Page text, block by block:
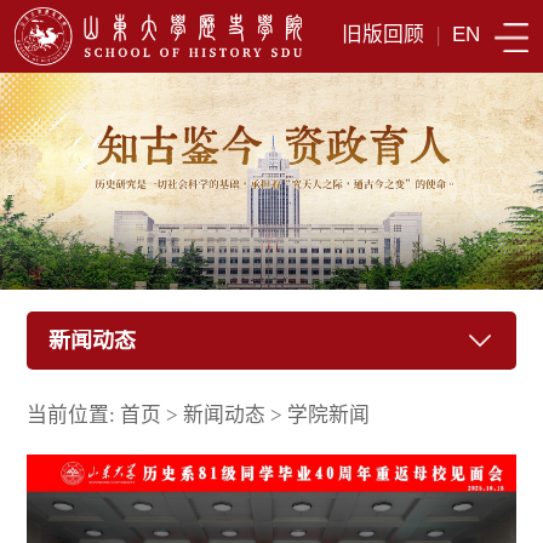
旧版回顾 | EN
新闻动态
当前位置: 首页 >新闻动态 > 学院新闻